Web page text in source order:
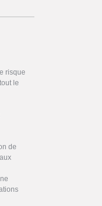
risque
le
de